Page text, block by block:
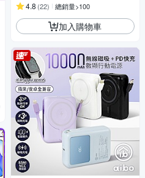
4.8 (22) 總銷量>100
加入購物車